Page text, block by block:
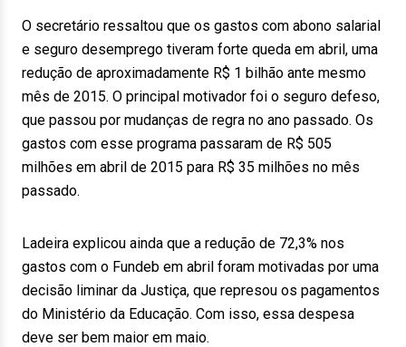
O secretário ressaltou que os gastos com abono salarial
e seguro desemprego tiveram forte queda em abril, uma
redução de aproximadamente R$ 1 bilhão ante mesmo
mês de 2015. O principal motivador foi o seguro defeso,
que passou por mudanças de regra no ano passado. Os
gastos com esse programa passaram de R$ 505
milhões em abril de 2015 para R$ 35 milhões no mês
passado.
Ladeira explicou ainda que a redução de 72,3% nos
gastos com o Fundeb em abril foram motivadas por uma
decisão liminar da Justiça, que represou os pagamentos
do Ministério da Educação. Com isso, essa despesa
deve ser bem maior em maio.